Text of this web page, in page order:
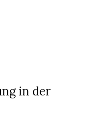
in der